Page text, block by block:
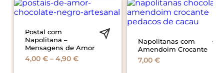
Postal com
Napolitana –
Mensagens de Amor
4,00€ – 4,90€Price
Napolitanas com
Amendoim Crocante
7,00€